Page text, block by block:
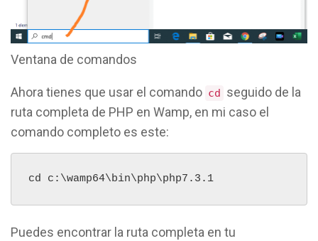
Ventana de comandos
Ahora tienes que usar el comando cd seguido de la
ruta completa de PHP en Wamp, en mi caso el
comando completo es este:
cd c:\wamp64\bin\php\php7.3.1
Puedes encontrar la ruta completa en tu